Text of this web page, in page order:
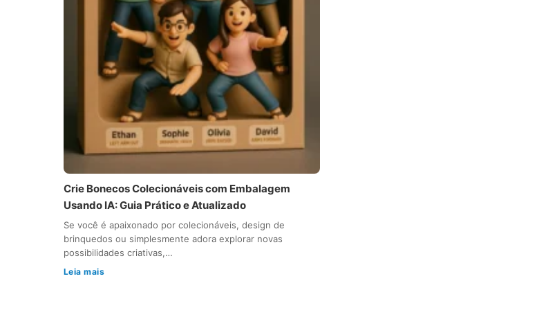
Crie Bonecos Colecionáveis com Embalagem
Usando IA: Guia Prático e Atualizado
Se você é apaixonado por colecionáveis, design de
brinquedos ou simplesmente adora explorar novas
possibilidades criativas,…
Leia mais